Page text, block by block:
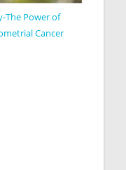
The Power of
Cancer